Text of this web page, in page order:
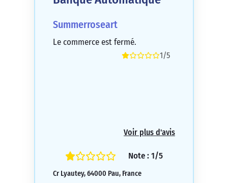
Summerroseart
Le commerce est fermé.
1/5
Voir plus d'avis
Note : 1/5
Cr Lyautey, 64000 Pau, France